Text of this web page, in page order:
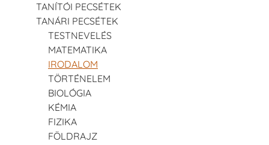
TANÍTÓI PECSÉTEK
TANÁRI PECSÉTEK
TESTNEVELÉS
MATEMATIKA
IRODALOM
TÖRTÉNELEM
BIOLÓGIA
KÉMIA
FIZIKA
FÖLDRAJZ